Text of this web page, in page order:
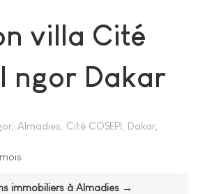
villa Cité
ngor Dakar
Almadies, Cité COSEPI, Dakar,
immobiliers à Almadies →